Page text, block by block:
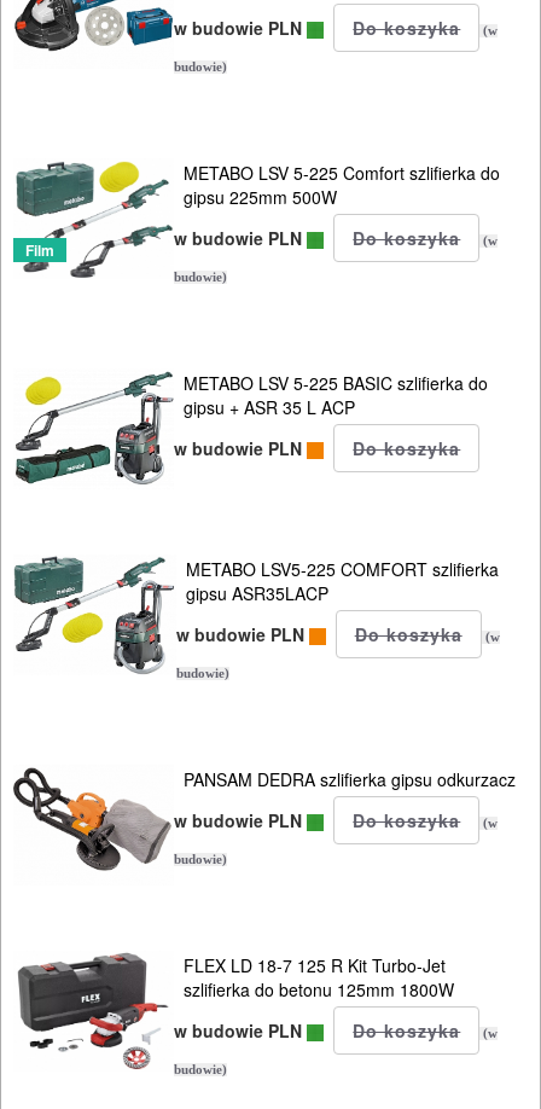
ELEKTRONARZĘDZIA
SIECIOWE
bruzdownice
w budowie PLN
(w
budowie)
Film
METABO LSV 5-225 Comfort szlifierka do
gipsu 225mm 500W
w budowie PLN
(w
budowie)
METABO LSV 5-225 BASIC szlifierka do
gipsu + ASR 35 L ACP
w budowie PLN
METABO LSV5-225 COMFORT szlifierka
gipsu ASR35LACP
w budowie PLN
(w
budowie)
PANSAM DEDRA szlifierka gipsu odkurzacz
w budowie PLN
(w
budowie)
FLEX LD 18-7 125 R Kit Turbo-Jet
szlifierka do betonu 125mm 1800W
w budowie PLN
(w
budowie)